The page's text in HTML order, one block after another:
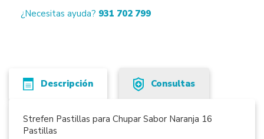
¿Necesitas ayuda? 931 702 799
Descripción Consultas
Strefen Pastillas para Chupar Sabor Naranja 16
Pastillas